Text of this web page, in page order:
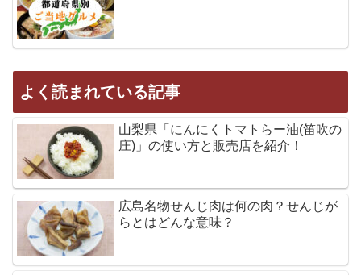
よく読まれている記事
山梨県「にんにくトマトらー油(笛吹の
庄)」の使い方と販売店を紹介！
広島名物せんじ肉は何の肉？せんじが
らとはどんな意味？